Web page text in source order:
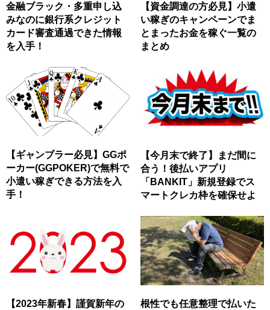
金融ブラック・多重申し込
みなのに銀行系クレジット
カード審査通過できた情報
を入手！
【資金調達の方必見】小遣
い稼ぎのキャンペーンでま
とまったお金を稼ぐ一覧の
まとめ
【ギャンブラー必見】GGポ
ーカー(GGPOKER)で無料で
小遣い稼ぎできる方法を入
手！
【今月末で終了】まだ間に
合う！後払いアプリ
「BANKIT」新規登録でス
マートクレカ枠を確保せよ
【2023年新春】謹賀新年の
根性でも任意整理で払いた